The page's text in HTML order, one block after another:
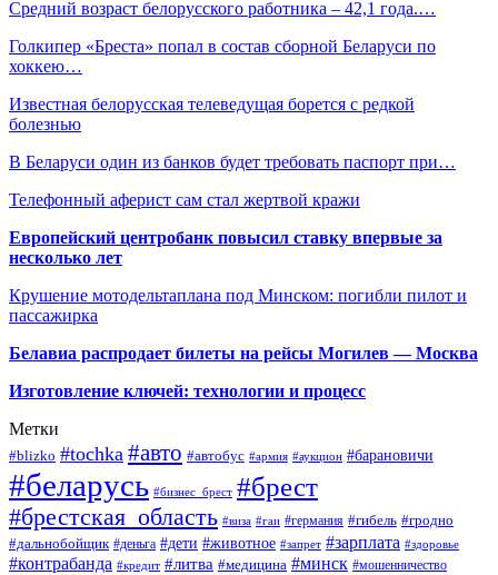
Средний возраст белорусского работника – 42,1 года.…
Голкипер «Бреста» попал в состав сборной Беларуси по
хоккею…
Известная белорусская телеведущая борется с редкой
болезнью
В Беларуси один из банков будет требовать паспорт при…
Телефонный аферист сам стал жертвой кражи
Европейский центробанк повысил ставку впервые за
несколько лет
Крушение мотодельтаплана под Минском: погибли пилот и
пассажирка
Белавиа распродает билеты на рейсы Могилев — Москва
Изготовление ключей: технологии и процесс
Метки
#blizko #tochka #авто #автобус #армия #аукцион #барановичи
#беларусь #бизнес_брест #брест
#брестская_область #виза #гаи #германия #гибель #гродно
#дальнобойщик #деньга #дети #животное #запрет #зарплата #здоровье
#контрабанда #кредит #литва #медицина #минск #мошенничество